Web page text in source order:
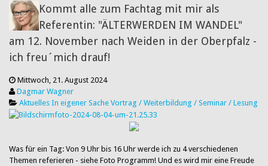
Kommt alle zum Fachtag mit mir als
Referentin: "ÄLTERWERDEN IM WANDEL"
am 12. November nach Weiden in der Oberpfalz -
ich freu´mich drauf!
Mittwoch, 21. August 2024
Dagmar Wagner
Aktuelles In eigener Sache Vortrag / Weiterbildung / Seminar / Lesung
Was für ein Tag: Von 9 Uhr bis 16 Uhr werde ich zu 4 verschiedenen
Themen referieren - siehe Foto Programm! Und es wird mir eine Freude